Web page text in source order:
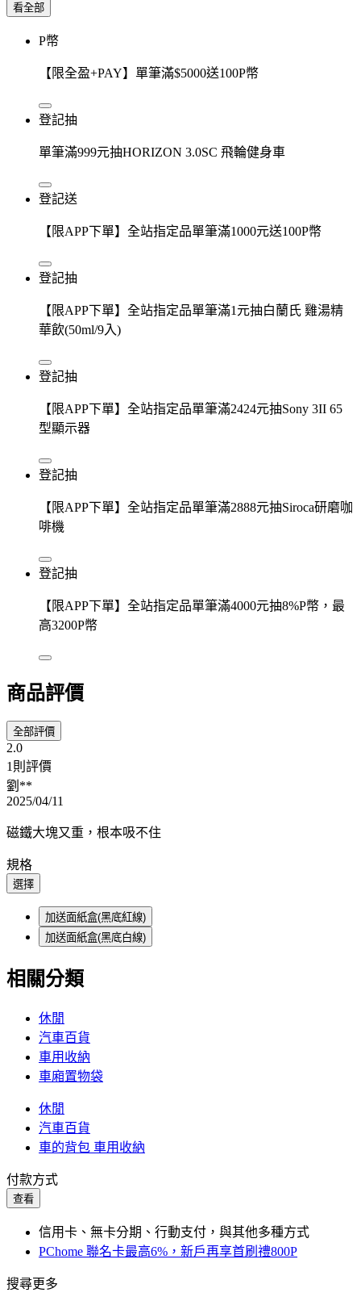
看全部
P幣
【限全盈+PAY】單筆滿$5000送100P幣
登記抽
單筆滿999元抽HORIZON 3.0SC 飛輪健身車
登記送
【限APP下單】全站指定品單筆滿1000元送100P幣
登記抽
【限APP下單】全站指定品單筆滿1元抽白蘭氏 雞湯精
華飲(50ml/9入)
登記抽
【限APP下單】全站指定品單筆滿2424元抽Sony 3II 65
型顯示器
登記抽
【限APP下單】全站指定品單筆滿2888元抽Siroca研磨咖
啡機
登記抽
【限APP下單】全站指定品單筆滿4000元抽8%P幣，最
高3200P幣
商品評價
全部評價
2.0
1則評價
劉**
2025/04/11
磁鐵大塊又重，根本吸不住
規格
選擇
加送面紙盒(黑底紅線)
加送面紙盒(黑底白線)
相關分類
休閒
汽車百貨
車用收納
車廂置物袋
休閒
汽車百貨
車的背包 車用收納
付款方式
查看
信用卡、無卡分期、行動支付，與其他多種方式
PChome 聯名卡最高6%，新戶再享首刷禮800P
搜尋更多